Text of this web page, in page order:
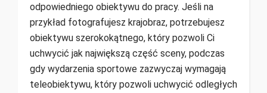
odpowiedniego obiektywu do pracy. Jeśli na
przykład fotografujesz krajobraz, potrzebujesz
obiektywu szerokokątnego, który pozwoli Ci
uchwycić jak największą część sceny, podczas
gdy wydarzenia sportowe zazwyczaj wymagają
teleobiektywu, który pozwoli uchwycić odległych